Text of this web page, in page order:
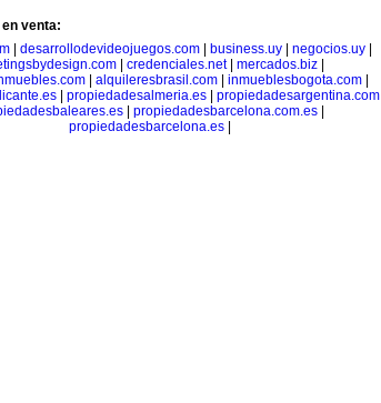
venta:
| desarrollodevideojuegos.com| business.uy| negocios.uy|
| credenciales.net| mercados.biz|
| alquileresbrasil.com| inmueblesbogota.com|
| propiedadesalmeria.es| propiedadesargentina.com|
propiedadesbarcelona.com.es
propiedadesbarcelona.es